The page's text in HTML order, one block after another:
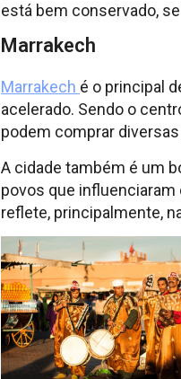
está bem conservado,
Marrakech
Marrakech é o principal
acelerado. Sendo o
podem comprar
A cidade também é um
povos que
reflete, principalmente,